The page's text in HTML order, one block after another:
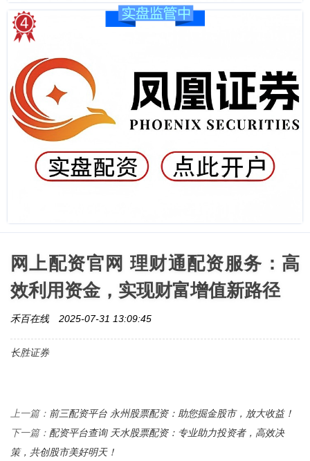
网上配资官网 理财通配资服务：高
效利用资金，实现财富增值新路径
禾百在线 2025-07-31 13:09:45
长胜证券
上一篇： 前三配资平台 永州股票配资：助您掘金股市，放大收益！
下一篇： 配资平台查询 天水股票配资：专业助力投资者，高效决
策，共创股市美好明天！